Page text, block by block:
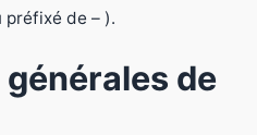
de – ).
de